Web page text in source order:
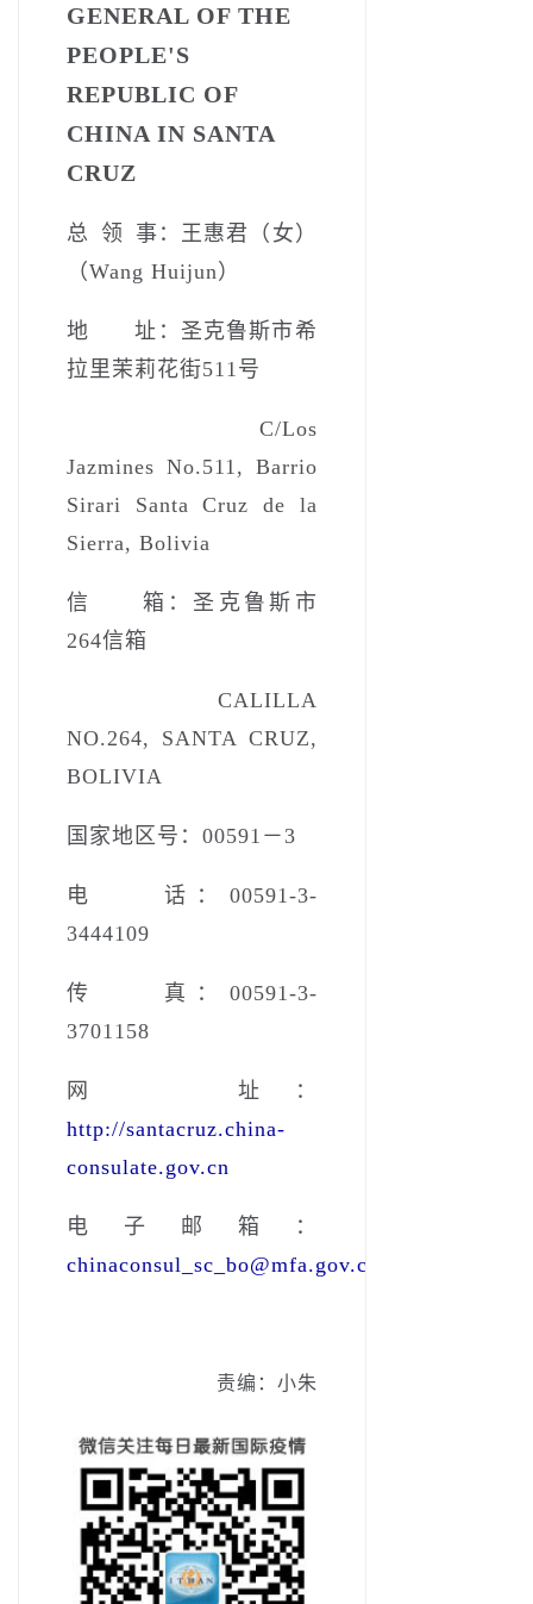
GENERAL OF THE
PEOPLE'S
REPUBLIC OF
CHINA IN SANTA
CRUZ
总 领 事：王惠君（女）
（Wang Huijun）
地 址：圣克鲁斯市希
拉里茉莉花街511号
C/Los
Jazmines No.511, Barrio
Sirari Santa Cruz de la
Sierra, Bolivia
信 箱：圣克鲁斯市
264信箱
CALILLA
NO.264, SANTA CRUZ,
BOLIVIA
国家地区号：00591－3
电 话：00591-3-
3444109
传 真：00591-3-
3701158
网 址：
http://santacruz.china-
consulate.gov.cn
电子邮箱：
chinaconsul_sc_bo@mfa.gov.cn
责编：小朱